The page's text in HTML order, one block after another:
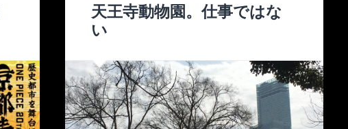
天王寺動物園。仕事ではな
い